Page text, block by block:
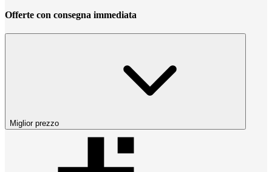
Offerte con consegna immediata
Miglior prezzo